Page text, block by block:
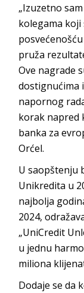
„Izuzetno
kolegama koji
pruža
Ove nagrade
dostignućima
napornog
korak napred
banka za
Orćel.
U saopštenju
Unikredita u
najbolja
2024,
„UniCredit
u jednu
miliona
Dodaje se da